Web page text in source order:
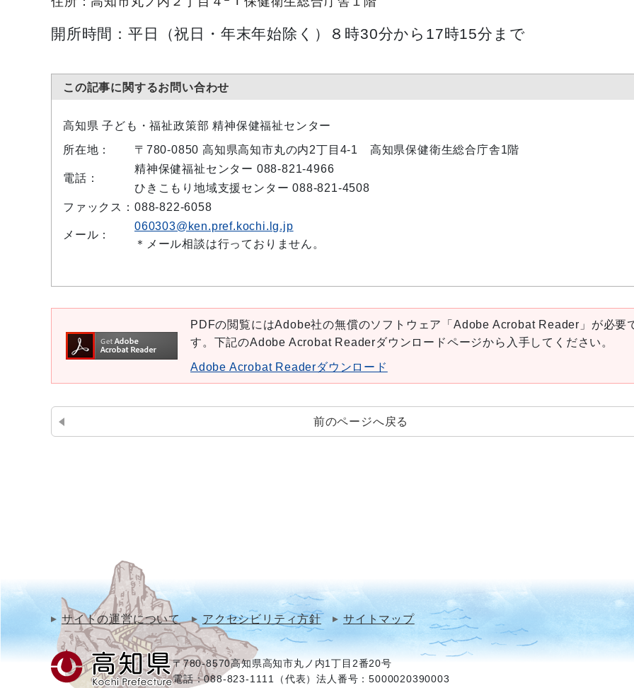
開所時間：平日（祝日・年末年始除く）８時30分から17時15分まで
この記事に関するお問い合わせ
高知県 子ども・福祉政策部 精神保健福祉センター
所在地：
〒780-0850 高知県高知市丸の内2丁目4-1 高知県保健衛生総合庁舎1階
電話：
精神保健福祉センター 088-821-4966
ひきこもり地域支援センター 088-821-4508
ファックス： 088-822-6058
メール：
060303@ken.pref.kochi.lg.jp
＊メール相談は行っておりません。
PDFの閲覧にはAdobe社の無償のソフトウェア「Adobe Acrobat Reader」が必要
す。下記のAdobe Acrobat Readerダウンロードページから入手してください。
Adobe Acrobat Readerダウンロード
前のページへ戻る
サイトの運営について アクセシビリティ方針 サイトマップ
〒780-8570高知県高知市丸ノ内1丁目2番20号
電話：088-823-1111（代表）法人番号：5000020390003